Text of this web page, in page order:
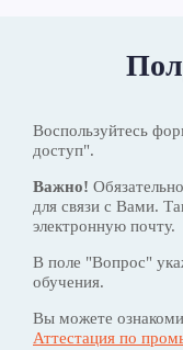
Воспользуйтесь
доступ".
Важно!
для связи с Вами.
электронную почту.
В поле "Вопрос"
обучения.
Вы можете
Аттестация по